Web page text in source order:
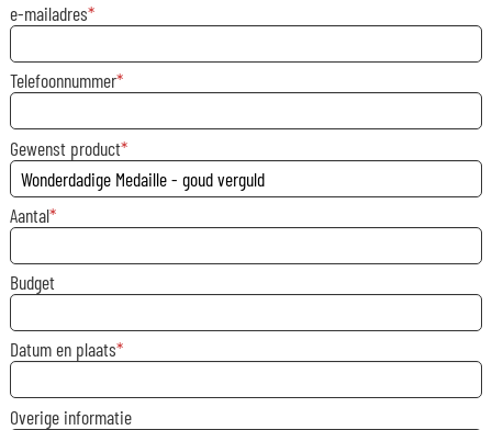
e-mailadres
Telefoonnummer
Gewenst product
Aantal
Budget
Datum en plaats
Overige informatie